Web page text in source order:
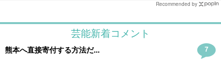
Recommended by